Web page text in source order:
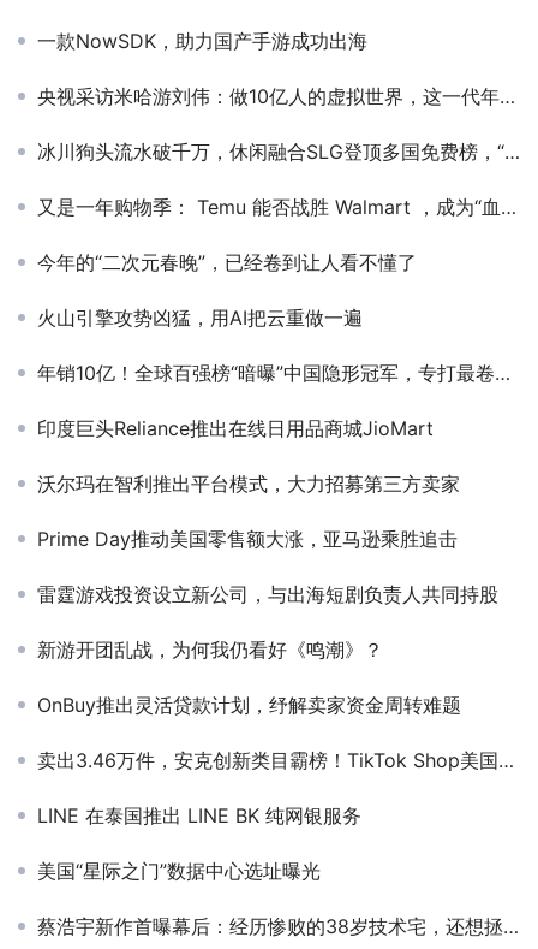
一款NowSDK，助力国产手游成功出海
央视采访米哈游刘伟：做10亿人的虚拟世界，这一代年轻公司有机会去全球竞争
冰川狗头流水破千万，休闲融合SLG登顶多国免费榜，“副玩法买量”有何魔力？
又是一年购物季： Temu 能否战胜 Walmart ，成为“血拼”应用之王？
今年的“二次元春晚”，已经卷到让人看不懂了
火山引擎攻势凶猛，用AI把云重做一遍
年销10亿！全球百强榜“暗曝”中国隐形冠军，专打最卷市场
印度巨头Reliance推出在线日用品商城JioMart
沃尔玛在智利推出平台模式，大力招募第三方卖家
Prime Day推动美国零售额大涨，亚马逊乘胜追击
雷霆游戏投资设立新公司，与出海短剧负责人共同持股
新游开团乱战，为何我仍看好《鸣潮》？
OnBuy推出灵活贷款计划，纾解卖家资金周转难题
卖出3.46万件，安克创新类目霸榜！TikTok Shop美国小店(11.20-11.26)新榜来了
LINE 在泰国推出 LINE BK 纯网银服务
美国“星际之门”数据中心选址曝光
蔡浩宇新作首曝幕后：经历惨败的38岁技术宅，还想拯救世界